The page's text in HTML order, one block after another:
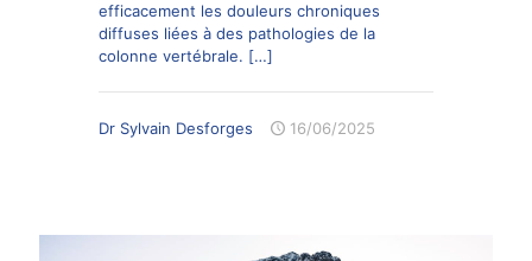
efficacement les douleurs chroniques
diffuses liées à des pathologies de la
colonne vertébrale. […]
Dr Sylvain Desforges 16/06/2025